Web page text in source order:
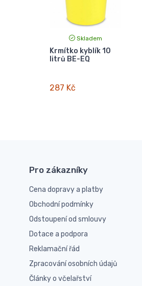
Skladem
Krmítko kyblík 10
litrů BE-EQ
287 Kč
Pro zákazníky
Cena dopravy a platby
Obchodní podmínky
Odstoupení od smlouvy
Dotace a podpora
Reklamační řád
Zpracování osobních údajů
Články o včelařství